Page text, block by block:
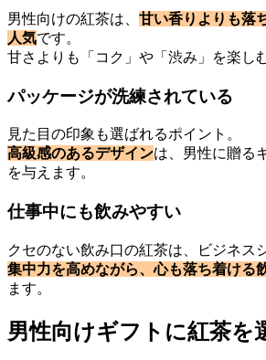
男性向けの紅茶は、 甘い香りよりも落
人気です。
甘さよりも「コク」や「渋み」を楽し
パッケージが洗練されている
見た目の印象も選ばれるポイント。
高級感のあるデザインは、男性に贈る
を与えます。
仕事中にも飲みやすい
クセのない飲み口の紅茶は、ビジネス
集中力を高めながら、心も落ち着ける
ます。
男性向けギフトに紅茶を